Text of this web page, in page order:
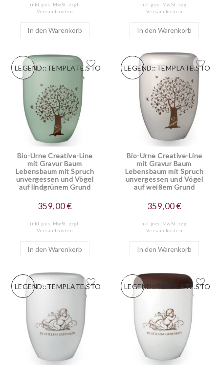
inkl. ges. MwSt. zzgl.
Versandkosten
In den Warenkorb
inkl. ges. MwSt. zzgl.
Versandkosten
In den Warenkorb
LEGEND::TEMPLATE.STORESPECIALNEW
Bio-Urne Creative-Line
mit Gravur Baum
Lebensbaum mit Spruch
unvergessen und Vögel
auf lindgrünem Grund
359,00 €
inkl. ges. MwSt. zzgl.
Versandkosten
In den Warenkorb
Bio-Urne Creative-Line
mit Gravur Baum
Lebensbaum mit Spruch
unvergessen und Vögel
auf weißem Grund
359,00 €
inkl. ges. MwSt. zzgl.
Versandkosten
In den Warenkorb
LEGEND::TEMPLATE.STORESPECIALNEW